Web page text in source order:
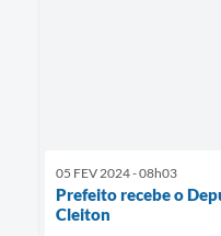
05 FEV 2024 - 08h03
Prefeito recebe o
Cleiton